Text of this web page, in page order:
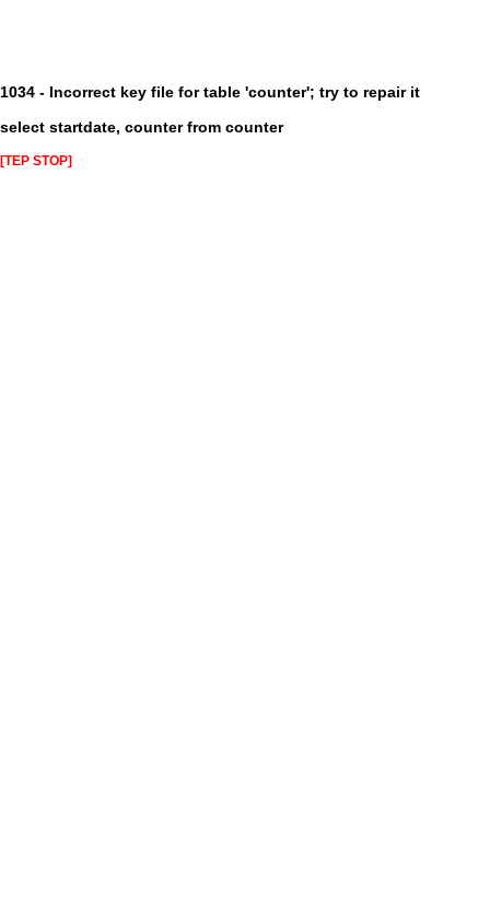
1034 - Incorrect key file for table 'counter'; try to repair it
select startdate, counter from counter
[TEP STOP]